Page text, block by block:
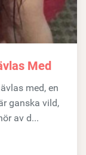
Med
med, en
ganska vild,
av d...